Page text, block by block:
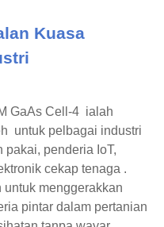
Kuasa
GaAs Cell-4 ialah
untuk pelbagai industri
pakai, penderia IoT,
cekap tenaga .
menggerakkan
pintar dalam pertanian